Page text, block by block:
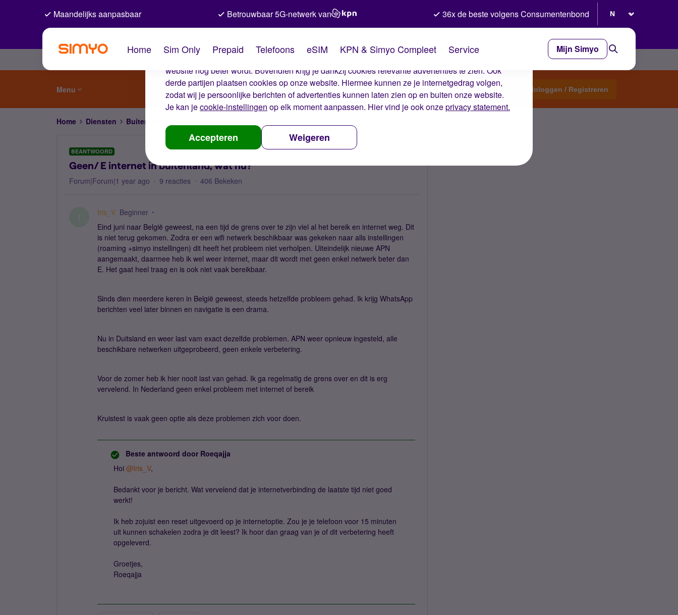
De cookies van Simyo
Wij gebruiken cookies op onze website. Met deze cookies zorgen wij ervoor dat je ervaring op de
website nog beter wordt. Bovendien krijg je dankzij cookies relevante advertenties te zien. Ook
derde partijen plaatsen cookies op onze website. Hiermee kunnen ze je internetgedrag volgen,
zodat wij je persoonlijke berichten of advertenties kunnen laten zien op en buiten onze website.
Je kan jecookie-instellingen op elk moment aanpassen. Hier vind je ook onzeprivacy statement.
Accepteren Weigeren
Maandelijks aanpasbaar Betrouwbaar 5G-netwerk van 36x de beste volgens Consumentenbond
Home Sim Only Prepaid Telefoons eSIM KPN & Simyo Compleet Service Mijn Simyo
Menu Start een topic Inloggen / Registreren
Home Diensten Buitenland
BEANTWOORD
Geen/ E internet in buitenland, wat nu?
Forum|Forum|1 year ago 9 reacties 406 Bekeken
Iris_V Beginner
Eind juni naar België geweest, na een tijd de grens over te zijn viel al het bereik en internet weg. Dit
is niet terug gekomen. Zodra er een wifi netwerk beschikbaar was gekeken naar alls instellingen
(roaming +simyo instellingen) dit heeft het probleem niet verholpen. Uiteindelijk nieuwe APN
aangemaakt, daarmee heb ik wel weer internet, maar dit wordt met geen enkel netwerk beter dan
E. Het gaat heel traag en is ook niet vaak bereikbaar.
Sinds dien meerdere keren in België geweest, steeds hetzelfde probleem gehad. Ik krijg WhatsApp
berichten veel later binnen en navigatie is een drama.
Nu in Duitsland en weer last vam exact dezelfde problemen. APN weer opnieuw ingesteld, alle
beschikbare netwerken uitgeprobeerd, geen enkele verbetering.
Voor de zomer heb ik hier nooit last van gehad. Ik ga regelmatig de grens over en dit is erg
vervelend. In Nederland geen enkel probleem met internet of bereik
Kruistest is vaak geen optie als deze problemen zich voor doen.
Beste antwoord door Roeqajja
Hoi @Iris_V,
Bedankt voor je bericht. Wat vervelend dat je internetverbinding de laatste tijd niet goed
werkt!
Ik heb zojuist een reset uitgevoerd op je internetoptie. Zou je je telefoon voor 15 minuten
uit kunnen schakelen zodra je dit leest? Ik hoor dan graag van je of dit verbetering heeft
opgeleverd.
Groetjes,
Roeqajja